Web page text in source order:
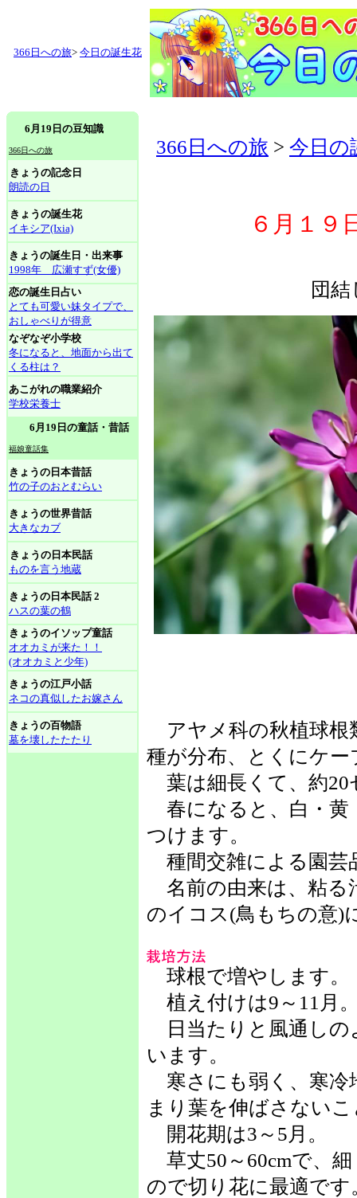
366日への旅> 今日の誕生花
6月19日の豆知識
366日への旅
きょうの記念日
朗読の日
きょうの誕生花
イキシア(Ixia)
きょうの誕生日・出来事
1998年 広瀬すず(女優)
恋の誕生日占い
とても可愛い妹タイプで、
おしゃべりが得意
なぞなぞ小学校
冬になると、地面から出て
くる柱は？
あこがれの職業紹介
学校栄養士
6月19日の童話・昔話
福娘童話集
きょうの日本昔話
竹の子のおとむらい
きょうの世界昔話
大きなカブ
きょうの日本民話
ものを言う地蔵
きょうの日本民話 2
ハスの葉の鶴
きょうのイソップ童話
オオカミが来た！！
(オオカミと少年)
きょうの江戸小話
ネコの真似したお嫁さん
きょうの百物語
墓を壊したたたり
366日への旅 > 今日の
６月１
団
アヤメ科の秋植球根
種が分布、とくにケ
葉は細長くて、約20
春になると、白・黄
つけます。
種間交雑による園芸
名前の由来は、粘る
のイコス(鳥もちの意)
球根で増やします。
植え付けは9～11月
日当たりと風通しの
います。
寒さにも弱く、寒冷
まり葉を伸ばさない
開花期は3～5月。
草丈50～60cmで、
ので切り花に最適です